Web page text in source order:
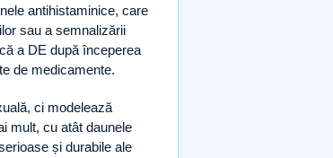
antihistaminice, care
sau a semnalizării
a DE după începerea
de medicamente.
ci modelează
mult, cu atât daunele
și durabile ale